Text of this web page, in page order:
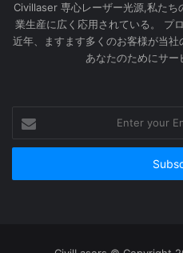
Civillaser 専心レーザー光源,私たち
業生産に広く応用されている。 プ
近年、ますます多くのお客様が当社
あなたのためにサー
your
Email